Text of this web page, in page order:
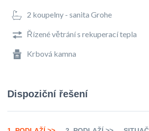
2 koupelny - sanita Grohe
Řízené větrání s rekuperací tepla
Krbová kamna
Dispoziční řešení